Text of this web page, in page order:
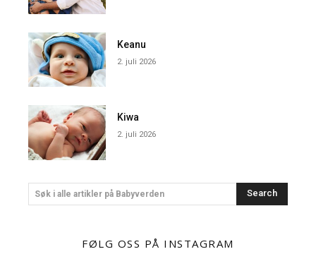
Keanu
2. juli 2026
Kiwa
2. juli 2026
Søk i alle artikler på Babyverden Search
FØLG OSS PÅ INSTAGRAM